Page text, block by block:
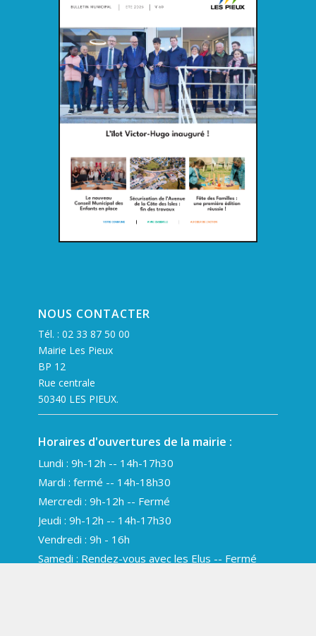
NOUS CONTACTER
Tél. : 02 33 87 50 00
Mairie Les Pieux
BP 12
Rue centrale
50340 LES PIEUX.
Horaires d'ouvertures de la mairie :
Lundi : 9h-12h -- 14h-17h30
Mardi : fermé -- 14h-18h30
Mercredi : 9h-12h -- Fermé
Jeudi : 9h-12h -- 14h-17h30
Vendredi : 9h - 16h
Samedi : Rendez-vous avec les Elus -- Fermé